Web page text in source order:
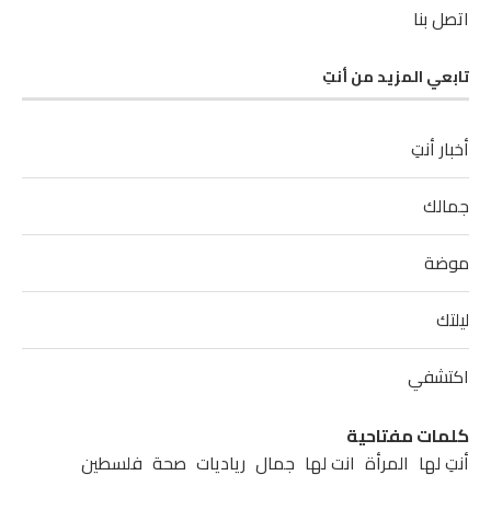
اتصل بنا
تابعي المزيد من أنتِ
أخبار أنتِ
جمالك
موضة
ليلتك
اكتشفي
كلمات مفتاحية
أنتِ لها المرأة انت لها جمال رياديات صحة فلسطين